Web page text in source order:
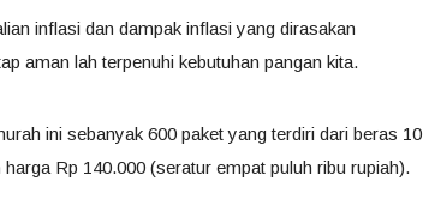
inflasi dan dampak inflasi yang dirasakan
aman lah terpenuhi kebutuhan pangan kita.
ini sebanyak 600 paket yang terdiri dari beras 10
Rp 140.000 (seratur empat puluh ribu rupiah).